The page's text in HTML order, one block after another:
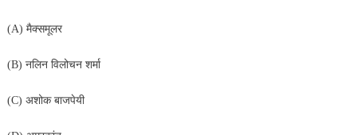
(A) मैक्समूलर
(B) नलिन विलोचन शर्मा
(C) अशोक बाजपेयी